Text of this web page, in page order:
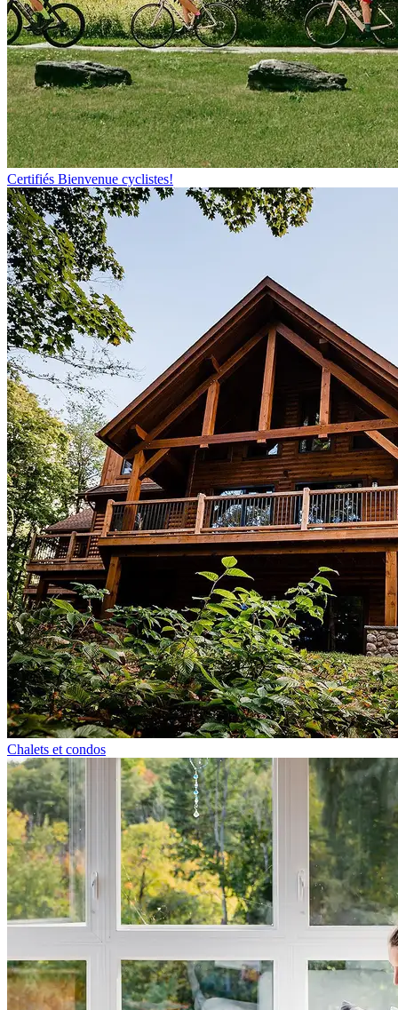
Certifiés Bienvenue cyclistes!
Chalets et condos